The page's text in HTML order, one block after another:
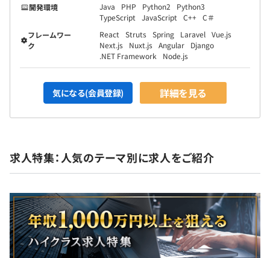
開発環境
Java PHP Python2
Python3
TypeScript
JavaScript C++ C＃
フレームワー
ク
React Struts Spring Laravel Vue.js
Next.js
Nuxt.js Angular
Django
.NET Framework
Node.js
気になる(会員登録) 詳細を見る
求人特集：人気のテーマ別に求人をご紹介